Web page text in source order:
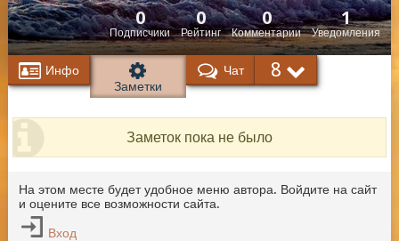
Подписчики
0
Рейтинг
0
Комментарии
0
Уведомления
1
Инфо
Заметки
Чат 8
Заметок пока не было
На этом месте будет удобное меню автора. Войдите на сайт
и оцените все возможности сайта.
Вход